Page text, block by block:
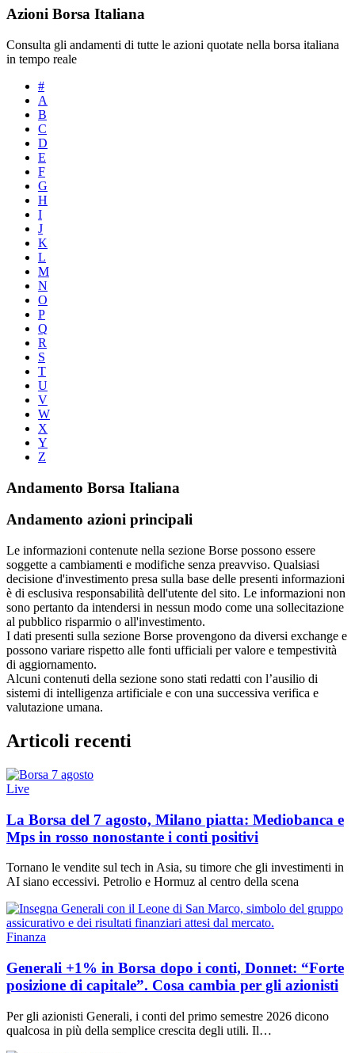
Azioni Borsa Italiana
Consulta gli andamenti di tutte le azioni quotate nella borsa italiana
in tempo reale
#
A
B
C
D
E
F
G
H
I
J
K
L
M
N
O
P
Q
R
S
T
U
V
W
X
Y
Z
Andamento Borsa Italiana
Andamento azioni principali
Le informazioni contenute nella sezione Borse possono essere
soggette a cambiamenti e modifiche senza preavviso. Qualsiasi
decisione d'investimento presa sulla base delle presenti informazioni
è di esclusiva responsabilità dell'utente del sito. Le informazioni non
sono pertanto da intendersi in nessun modo come una sollecitazione
al pubblico risparmio o all'investimento.
I dati presenti sulla sezione Borse provengono da diversi exchange e
possono variare rispetto alle fonti ufficiali per valore e tempestività
di aggiornamento.
Alcuni contenuti della sezione sono stati redatti con l’ausilio di
sistemi di intelligenza artificiale e con una successiva verifica e
valutazione umana.
Articoli recenti
Live
La Borsa del 7 agosto, Milano piatta: Mediobanca e
Mps in rosso nonostante i conti positivi
Tornano le vendite sul tech in Asia, su timore che gli investimenti in
AI siano eccessivi. Petrolio e Hormuz al centro della scena
Finanza
Generali +1% in Borsa dopo i conti, Donnet: “Forte
posizione di capitale”. Cosa cambia per gli azionisti
Per gli azionisti Generali, i conti del primo semestre 2026 dicono
qualcosa in più della semplice crescita degli utili. Il…